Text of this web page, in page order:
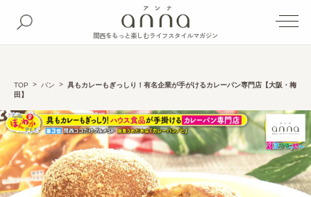
関西をもっと楽しむライフスタイルマガジン
TOP パン
具もカレーもぎっしり！有名企業が手がけるカレーパン専門店【大阪・梅
田】